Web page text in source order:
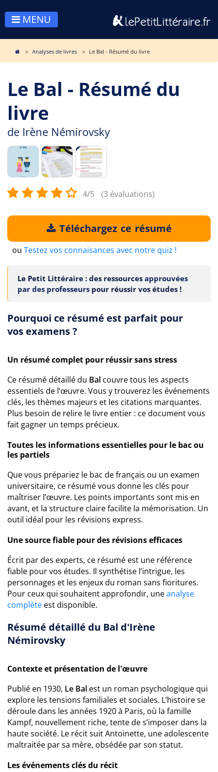
MENU
Analyses de livres Le Bal - Résumé du livre
Le Bal - Résumé du
livre
de Irène Némirovsky
4/5 (3 évaluations)
Téléchargez ce résumé
ou Testez vos connaisances avec notre quiz !
Le Petit Littéraire : des ressources approuvées
par des professeurs pour réussir vos études !
Pourquoi ce résumé est parfait pour
vos examens ?
Un résumé complet pour réussir sans stress
Ce résumé détaillé du Bal couvre tous les aspects
essentiels de l’œuvre. Vous y trouverez les événements
clés, les thèmes majeurs et les citations marquantes.
Plus besoin de relire le livre entier : ce document vous
fait gagner un temps précieux.
Toutes les informations essentielles pour le bac ou
les partiels
Que vous prépariez le bac de français ou un examen
universitaire, ce résumé vous donne les clés pour
maîtriser l’œuvre. Les points importants sont mis en
avant, et la structure claire facilite la mémorisation. Un
outil idéal pour les révisions express.
Une source fiable pour des révisions efficaces
Écrit par des experts, ce résumé est une référence
fiable pour vos études. Il synthétise l’intrigue, les
personnages et les enjeux du roman sans fioritures.
Pour ceux qui souhaitent approfondir, uneanalyse
complète est disponible.
Résumé détaillé du Bal d'Irène
Némirovsky
Contexte et présentation de l'œuvre
Publié en 1930, Le Bal est un roman psychologique qui
explore les tensions familiales et sociales. L’histoire se
déroule dans les années 1920 à Paris, où la famille
Kampf, nouvellement riche, tente de s’imposer dans la
haute société. Le récit suit Antoinette, une adolescente
maltraitée par sa mère, obsédée par son statut.
Les événements clés du récit